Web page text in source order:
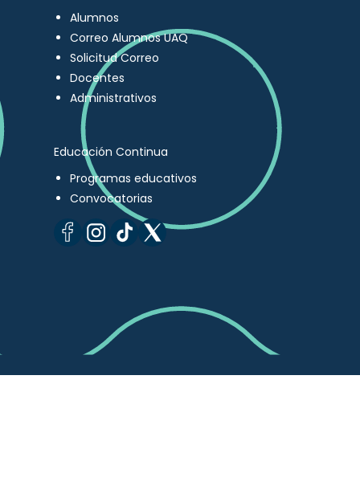
Alumnos
Correo Alumnos UAQ
Solicitud Correo
Docentes
Administrativos
Educación Continua
Programas educativos
Convocatorias